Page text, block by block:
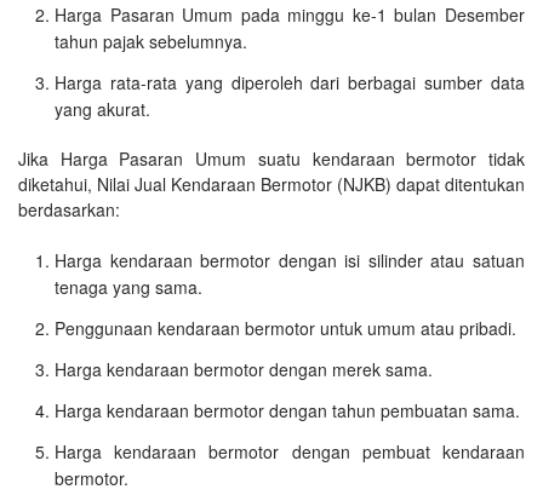
Harga Pasaran Umum pada minggu ke-1 bulan Desember
tahun pajak sebelumnya.
Harga rata-rata yang diperoleh dari berbagai sumber data
yang akurat.
Jika Harga Pasaran Umum suatu kendaraan bermotor tidak
diketahui, Nilai Jual Kendaraan Bermotor (NJKB) dapat ditentukan
berdasarkan:
Harga kendaraan bermotor dengan isi silinder atau satuan
tenaga yang sama.
Penggunaan kendaraan bermotor untuk umum atau pribadi.
Harga kendaraan bermotor dengan merek sama.
Harga kendaraan bermotor dengan tahun pembuatan sama.
Harga kendaraan bermotor dengan pembuat kendaraan
bermotor.